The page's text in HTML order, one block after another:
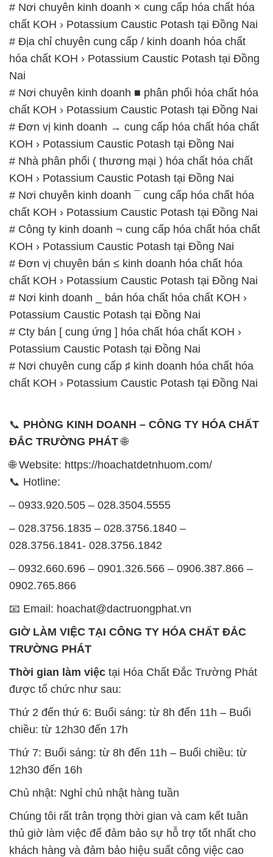
# Nơi chuyên kinh doanh × cung cấp hóa chất hóa
chất KOH › Potassium Caustic Potash tại Đồng Nai
# Địa chỉ chuyên cung cấp / kinh doanh hóa chất
hóa chất KOH › Potassium Caustic Potash tại Đồng
Nai
# Nơi chuyên kinh doanh ■ phân phối hóa chất hóa
chất KOH › Potassium Caustic Potash tại Đồng Nai
# Đơn vị kinh doanh → cung cấp hóa chất hóa chất
KOH › Potassium Caustic Potash tại Đồng Nai
# Nhà phân phối ( thương mại ) hóa chất hóa chất
KOH › Potassium Caustic Potash tại Đồng Nai
# Nơi chuyên kinh doanh ¯ cung cấp hóa chất hóa
chất KOH › Potassium Caustic Potash tại Đồng Nai
# Công ty kinh doanh ¬ cung cấp hóa chất hóa chất
KOH › Potassium Caustic Potash tại Đồng Nai
# Đơn vị chuyên bán ≤ kinh doanh hóa chất hóa
chất KOH › Potassium Caustic Potash tại Đồng Nai
# Nơi kinh doanh _ bán hóa chất hóa chất KOH ›
Potassium Caustic Potash tại Đồng Nai
# Cty bán [ cung ứng ] hóa chất hóa chất KOH ›
Potassium Caustic Potash tại Đồng Nai
# Nơi chuyên cung cấp ♯ kinh doanh hóa chất hóa
chất KOH › Potassium Caustic Potash tại Đồng Nai
📞 PHÒNG KINH DOANH – CÔNG TY HÓA CHẤT
ĐẮC TRƯỜNG PHÁT🌐
🌐 Website: https://hoachatdetnhuom.com/
📞 Hotline:
– 0933.920.505 – 028.3504.5555
– 028.3756.1835 – 028.3756.1840 –
028.3756.1841- 028.3756.1842
– 0932.660.696 – 0901.326.566 – 0906.387.866 –
0902.765.866
📧 Email: hoachat@dactruongphat.vn
GIỜ LÀM VIỆC TẠI CÔNG TY HÓA CHẤT ĐẮC
TRƯỜNG PHÁT
Thời gian làm việc tại Hóa Chất Đắc Trường Phát
được tổ chức như sau:
Thứ 2 đến thứ 6: Buổi sáng: từ 8h đến 11h – Buổi
chiều: từ 12h30 đến 17h
Thứ 7: Buổi sáng: từ 8h đến 11h – Buổi chiều: từ
12h30 đến 16h
Chủ nhật: Nghỉ chủ nhật hàng tuần
Chúng tôi rất trân trọng thời gian và cam kết tuân
thủ giờ làm việc để đảm bảo sự hỗ trợ tốt nhất cho
khách hàng và đảm bảo hiệu suất công việc cao